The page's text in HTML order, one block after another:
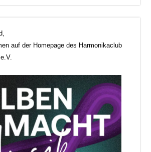
auf der Homepage des Harmonikaclub